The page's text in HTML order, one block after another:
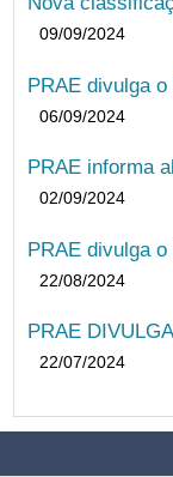
09/09/2024
PRAE divulga
06/09/2024
PRAE informa
02/09/2024
PRAE divulga
22/08/2024
PRAE
22/07/2024